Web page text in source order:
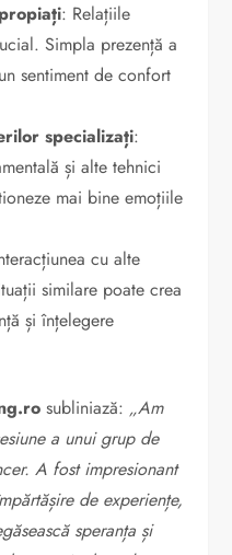
: Relațiile
Simpla prezență a
sentiment de confort
specializați:
și alte tehnici
mai bine emoțiile
cu alte
similare poate crea
și înțelegere
subliniază: „Am
a unui grup de
A fost impresionant
de experiențe,
speranța și